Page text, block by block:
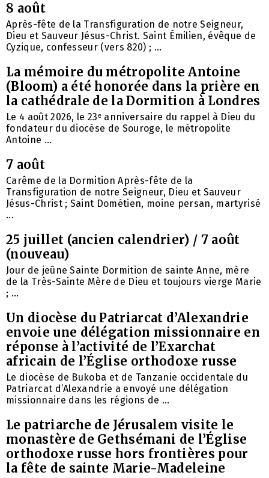
8 août
Après-fête de la Transfiguration de notre Seigneur,
Dieu et Sauveur Jésus-Christ. Saint Émilien, évêque de
Cyzique, confesseur (vers 820) ; ...
La mémoire du métropolite Antoine
(Bloom) a été honorée dans la prière en
la cathédrale de la Dormition à Londres
Le 4 août 2026, le 23ᵉ anniversaire du rappel à Dieu du
fondateur du diocèse de Souroge, le métropolite
Antoine ...
7 août
Carême de la Dormition Après-fête de la
Transfiguration de notre Seigneur, Dieu et Sauveur
Jésus-Christ ; Saint Dométien, moine persan, martyrisé
...
25 juillet (ancien calendrier) / 7 août
(nouveau)
Jour de jeûne Sainte Dormition de sainte Anne, mère
de la Très-Sainte Mère de Dieu et toujours vierge Marie
; ...
Un diocèse du Patriarcat d’Alexandrie
envoie une délégation missionnaire en
réponse à l’activité de l’Exarchat
africain de l’Église orthodoxe russe
Le diocèse de Bukoba et de Tanzanie occidentale du
Patriarcat d’Alexandrie a envoyé une délégation
missionnaire dans les régions de ...
Le patriarche de Jérusalem visite le
monastère de Gethsémani de l’Église
orthodoxe russe hors frontières pour
la fête de sainte Marie-Madeleine